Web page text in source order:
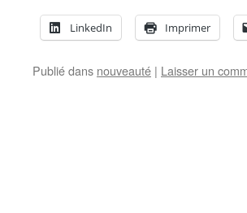
LinkedIn Imprimer
Publié dans nouveauté | Laisser un